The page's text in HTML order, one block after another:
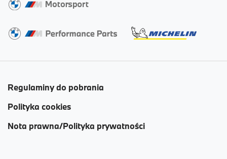
Regulaminy do pobrania
Polityka cookies
Nota prawna/Polityka prywatności